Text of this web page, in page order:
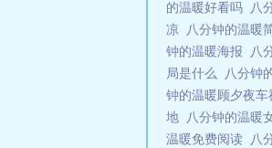
的温暖好看吗
八
凉
八分钟的温暖
钟的温暖海报
八
局是什么
八分钟
钟的温暖顾夕夜车
地
八分钟的温暖
温暖免费阅读
八